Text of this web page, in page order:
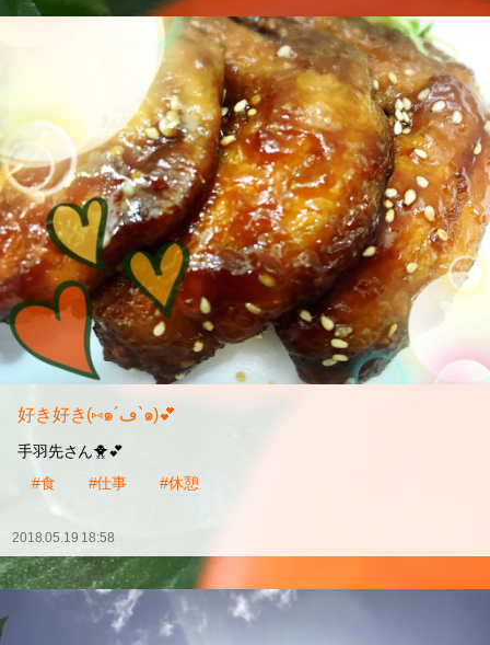
好き好き(⑅๑´ڡ`๑)💕
手羽先さん🐥💕
#食
#仕事 #休憩
2018.05.19 18:58